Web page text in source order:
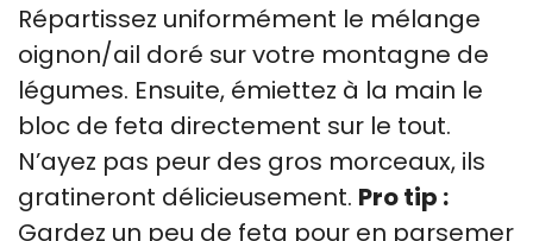
Répartissez uniformément le mélange
oignon/ail doré sur votre montagne de
légumes. Ensuite, émiettez à la main le
bloc de feta directement sur le tout.
N’ayez pas peur des gros morceaux, ils
gratineront délicieusement. Pro tip :
Gardez un peu de feta pour en parsemer